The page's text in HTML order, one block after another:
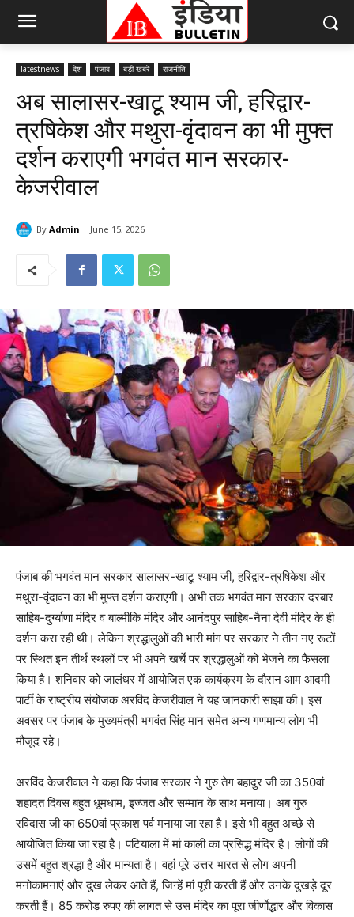
latestnews देश पंजाब बड़ी खबरें राजनीति
अब सालासर-खाटू श्याम जी, हरिद्वार-
त्रषिकेश और मथुरा-वृंदावन का भी मुफ्त
दर्शन कराएगी भगवंत मान सरकार-
केजरीवाल
By Admin June 15, 2026
पंजाब की भगवंत मान सरकार सालासर-खाटू श्याम जी, हरिद्वार-त्रषिकेश और
मथुरा-वृंदावन का भी मुफ्त दर्शन कराएगी। अभी तक भगवंत मान सरकार दरबार
साहिब-दुर्ग्याणा मंदिर व बाल्मीकि मंदिर और आनंदपुर साहिब-नैना देवी मंदिर के ही
दर्शन करा रही थी। लेकिन श्रद्धालुओं की भारी मांग पर सरकार ने तीन नए रूटों
पर स्थित इन तीर्थ स्थलों पर भी अपने खर्चे पर श्रद्धालुओं को भेजने का फैसला
किया है। शनिवार को जालंधर में आयोजित एक कार्यक्रम के दौरान आम आदमी
पार्टी के राष्ट्रीय संयोजक अरविंद केजरीवाल ने यह जानकारी साझा की। इस
अवसर पर पंजाब के मुख्यमंत्री भगवंत सिंह मान समेत अन्य गणमान्य लोग भी
मौजूद रहे।
अरविंद केजरीवाल ने कहा कि पंजाब सरकार ने गुरु तेग बहादुर जी का 350वां
शहादत दिवस बहुत धूमधाम, इज्जत और सम्मान के साथ मनाया। अब गुरु
रविदास जी का 650वां प्रकाश पर्व मनाया जा रहा है। इसे भी बहुत अच्छे से
आयोजित किया जा रहा है। पटियाला में मां काली का प्रसिद्ध मंदिर है। लोगों की
उसमें बहुत श्रद्धा है और मान्यता है। वहां पूरे उत्तर भारत से लोग अपनी
मनोकामनाएं और दुख लेकर आते हैं, जिन्हें मां पूरी करती हैं और उनके दुखड़े दूर
करती हैं। 85 करोड़ रुपए की लागत से उस मंदिर का पूरा जीर्णाेद्धार और विकास